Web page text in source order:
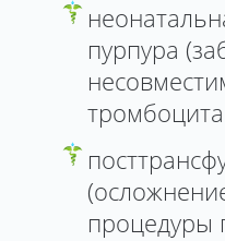
пурпура
процедуры